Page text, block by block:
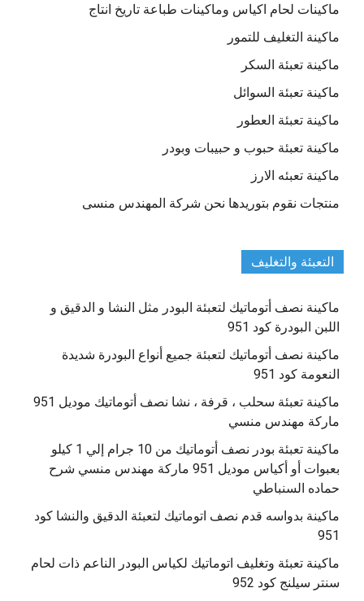
ماكينات لحام اكياس وماكينات طباعة تاريخ انتاج
ماكينة التغليف للتمور
ماكينة تعبئة السكر
ماكينة تعبئة السوائل
ماكينة تعبئة العطور
ماكينة تعبئة حبوب و حبيبات وبودر
ماكينة تعبئه الارز
منتجات نقوم بتوريدها نحن شركة المهندس منسى
التعبئة والتغليف
ماكينة نصف أتوماتيك لتعبئة البودر مثل النشا و الدقيق و
اللبن البودرة كود 951
ماكينة نصف أتوماتيك لتعبئة جميع أنواع البودرة شديدة
النعومة كود 951
ماكينة تعبئة سحلب ، قرفة ، نشا نصف أتوماتيك موديل 951
ماركة مهندس منسي
ماكينة تعبئة بودر نصف أتوماتيك من 10 جرام إلي 1 كيلو
بعبوات أو أكياس موديل 951 ماركة مهندس منسي شرح
حماده السنباطي
ماكينة بدواسه قدم نصف اتوماتيك لتعبئة الدقيق والنشا كود
951
ماكينة تعبئة وتغليف اتوماتيك لكياس البودر الناعم ذات لحام
سنتر سيلنج كود 952